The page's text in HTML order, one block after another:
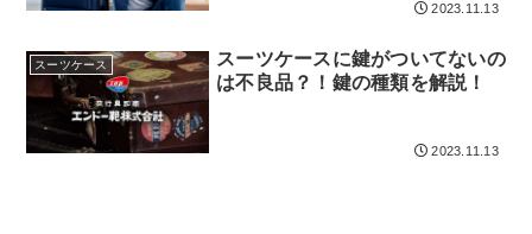
2023.11.13
スーツケース
スーツケースに鍵がついてないの
は不良品？！鍵の種類を解説！
2023.11.13